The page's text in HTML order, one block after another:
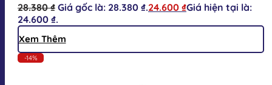
28.380₫ Giá gốc là: 28.380 ₫.24.600 ₫Giá hiện tại là:
24.600 ₫.
Xem Thêm
-14%